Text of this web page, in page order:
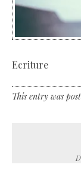
Ecriture
This entry was